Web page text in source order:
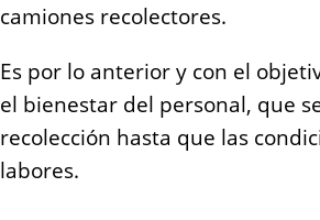
camiones recolectores.
Es por lo anterior y con el
el bienestar del personal, que
recolección hasta que las
labores.